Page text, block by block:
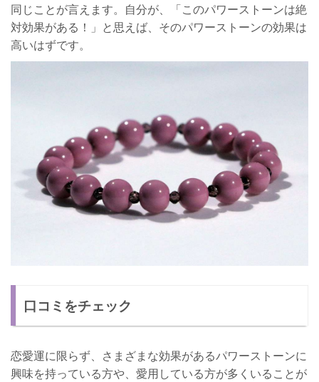
同じことが言えます。自分が、「このパワーストーンは絶
対効果がある！」と思えば、そのパワーストーンの効果は
高いはずです。
口コミをチェック
恋愛運に限らず、さまざまな効果があるパワーストーンに
興味を持っている方や、愛用している方が多くいることが